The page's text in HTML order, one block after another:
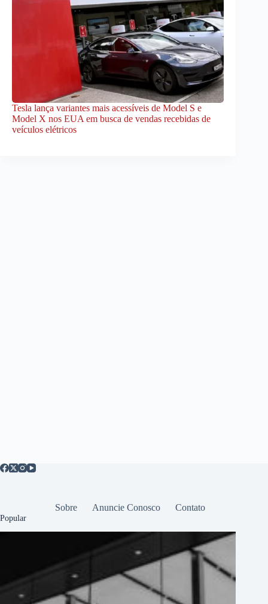
Tesla lança variantes mais acessíveis de Model S e
Model X nos EUA em busca de vendas recebidas de
veículos elétricos
Sobre Anuncie Conosco Contato
Popular